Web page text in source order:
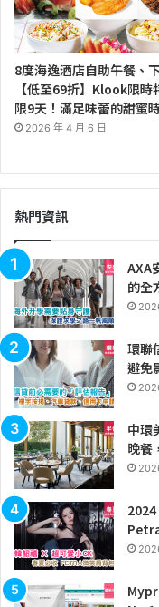
8度海逸酒店自助午餐、
【低至69折】Klook限時
限9天！滿足味蕾的甜蜜
2026 年 4 月 6 日
熱門資訊
AXA
的全
環聯
避免
中環
晚餐
2024